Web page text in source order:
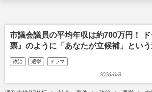
市議会議員の平均年収は約700万円！
票』のように「あなたが立候補」とい
政治 選挙 ドラマ
2026/6/8